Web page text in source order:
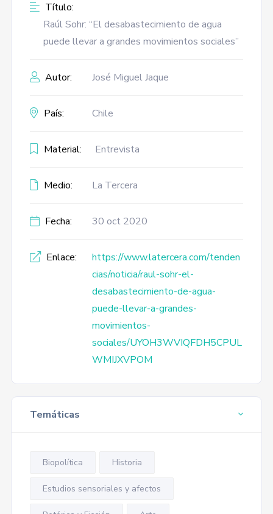
Título:
Raúl Sohr: “El desabastecimiento de agua
puede llevar a grandes movimientos sociales”
Autor: José Miguel Jaque
País: Chile
Material: Entrevista
Medio: La Tercera
Fecha: 30 oct 2020
Enlace:
https://www.latercera.com/tenden
cias/noticia/raul-sohr-el-
desabastecimiento-de-agua-
puede-llevar-a-grandes-
movimientos-
sociales/UYOH3WVIQFDH5CPUL
WMIJXVPOM
Temáticas
Biopolítica Historia
Estudios sensoriales y afectos